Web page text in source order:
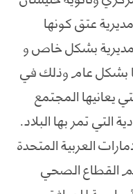
عتق كونها
بشكل خاص و
بشكل عام وذلك في
يعانيها المجتمع
التي تمر بها البلاد.
العربية المتحدة
القطاع الصحي